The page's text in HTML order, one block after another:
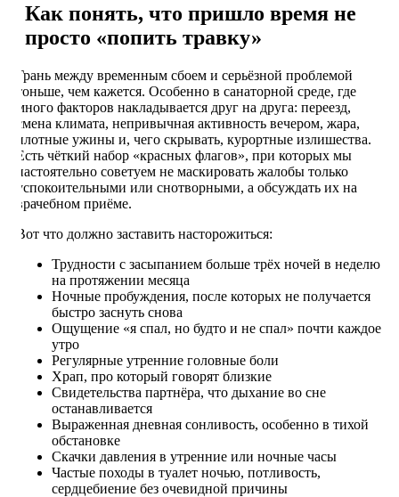
Как понять, что пришло время не
просто «попить травку»
Грань между временным сбоем и серьёзной проблемой
тоньше, чем кажется. Особенно в санаторной среде, где
много факторов накладывается друг на друга: переезд,
смена климата, непривычная активность вечером, жара,
плотные ужины и, чего скрывать, курортные излишества.
Есть чёткий набор «красных флагов», при которых мы
настоятельно советуем не маскировать жалобы только
успокоительными или снотворными, а обсуждать их на
врачебном приёме.
Вот что должно заставить насторожиться:
Трудности с засыпанием больше трёх ночей в неделю
на протяжении месяца
Ночные пробуждения, после которых не получается
быстро заснуть снова
Ощущение «я спал, но будто и не спал» почти каждое
утро
Регулярные утренние головные боли
Храп, про который говорят близкие
Свидетельства партнёра, что дыхание во сне
останавливается
Выраженная дневная сонливость, особенно в тихой
обстановке
Скачки давления в утренние или ночные часы
Частые походы в туалет ночью, потливость,
сердцебиение без очевидной причины